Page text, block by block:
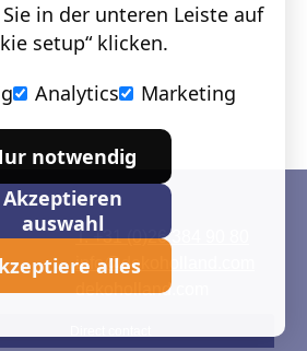
T. +31 (0)26 384 90 80
info@dekoholland.com
dekoholland.com
in der unteren Leiste auf
setup“ klicken.
Analytics Marketing
notwendig
Akzeptieren
auswahl
alles